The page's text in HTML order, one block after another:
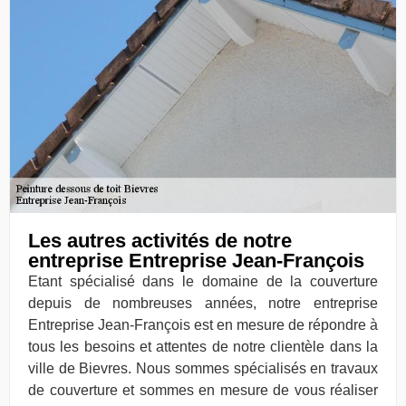
Les autres activités de notre
entreprise Entreprise Jean-François
Etant spécialisé dans le domaine de la couverture
depuis de nombreuses années, notre entreprise
Entreprise Jean-François est en mesure de répondre à
tous les besoins et attentes de notre clientèle dans la
ville de Bievres. Nous sommes spécialisés en travaux
de couverture et sommes en mesure de vous réaliser